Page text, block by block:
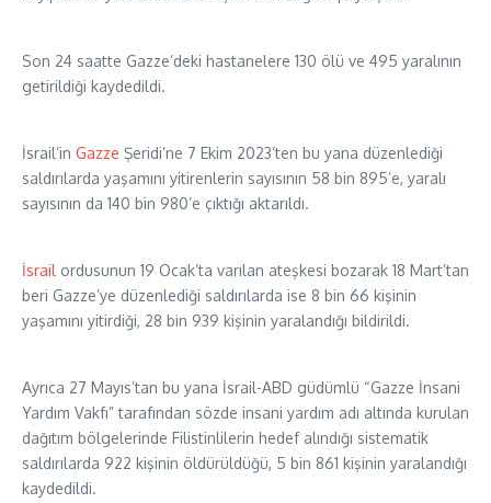
Son 24 saatte Gazze’deki hastanelere 130 ölü ve 495 yaralının
getirildiği kaydedildi.
İsrail’in Gazze Şeridi’ne 7 Ekim 2023’ten bu yana düzenlediği
saldırılarda yaşamını yitirenlerin sayısının 58 bin 895’e, yaralı
sayısının da 140 bin 980’e çıktığı aktarıldı.
İsrail ordusunun 19 Ocak’ta varılan ateşkesi bozarak 18 Mart’tan
beri Gazze’ye düzenlediği saldırılarda ise 8 bin 66 kişinin
yaşamını yitirdiği, 28 bin 939 kişinin yaralandığı bildirildi.
Ayrıca 27 Mayıs’tan bu yana İsrail-ABD güdümlü “Gazze İnsani
Yardım Vakfı” tarafından sözde insani yardım adı altında kurulan
dağıtım bölgelerinde Filistinlilerin hedef alındığı sistematik
saldırılarda 922 kişinin öldürüldüğü, 5 bin 861 kişinin yaralandığı
kaydedildi.